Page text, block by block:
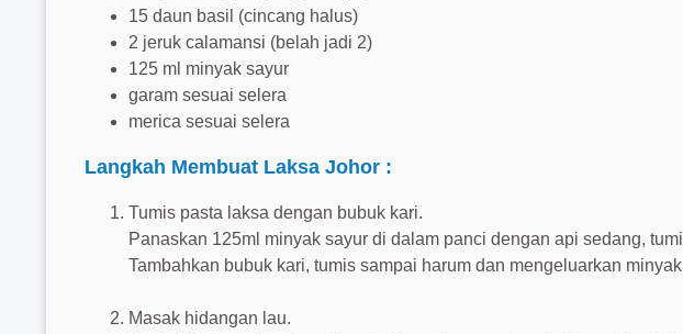
15 daun basil (cincang halus)
2 jeruk calamansi (belah jadi 2)
125 ml minyak sayur
garam sesuai selera
merica sesuai selera
Langkah Membuat Laksa Johor :
Tumis pasta laksa dengan bubuk kari.
Panaskan 125ml minyak sayur di dalam panci dengan api sedang,
Tambahkan bubuk kari, tumis sampai harum dan mengeluarkan
Masak hidangan lau.